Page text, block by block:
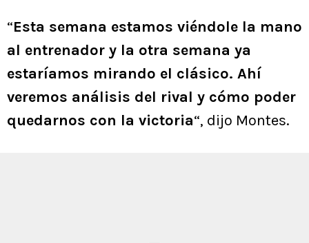
“Esta semana estamos viéndole la mano
al entrenador y la otra semana ya
estaríamos mirando el clásico. Ahí
veremos análisis del rival y cómo poder
quedarnos con la victoria“, dijo Montes.